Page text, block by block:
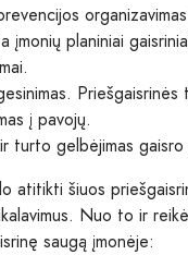
įmonių planiniai
Priešgaisrinės
į pavojų.
turto gelbėjimas
atitikti šiuos
Nuo to ir
saugą įmonėje: